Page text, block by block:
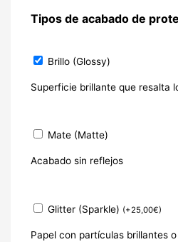
Tipos de acabado de
Brillo (Glossy)
Superficie brillante que resalta
Mate (Matte)
Acabado sin reflejos
Glitter (Sparkle) (+25,00€)
Papel con partículas brillantes